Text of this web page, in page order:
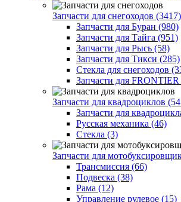
Запчасти для снегоходов (3417)
Запчасти для Буран (980)
Запчасти для Тайга (951)
Запчасти для Рысь (58)
Запчасти для Тикси (285)
Стекла для снегоходов
Запчасти для
Запчасти для квадроциклов
Запчасти для
Русская механика (46)
Стекла (3)
Запчасти для
Трансмиссия (66)
Подвеска (38)
Рама (12)
Управление рулевое (15)